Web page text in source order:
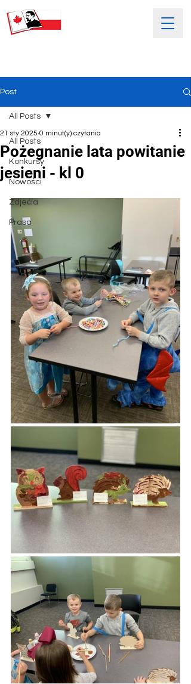
Post
All Posts
Konkursy
Nowości
Zdjećia
Prasa
All Posts
Pożegnanie lata powitanie
jesieni - kl 0
21 sty 2025 0 minut(y) czytania